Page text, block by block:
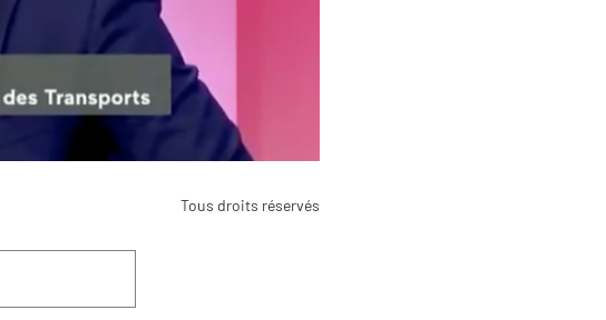
Tous droits réservés